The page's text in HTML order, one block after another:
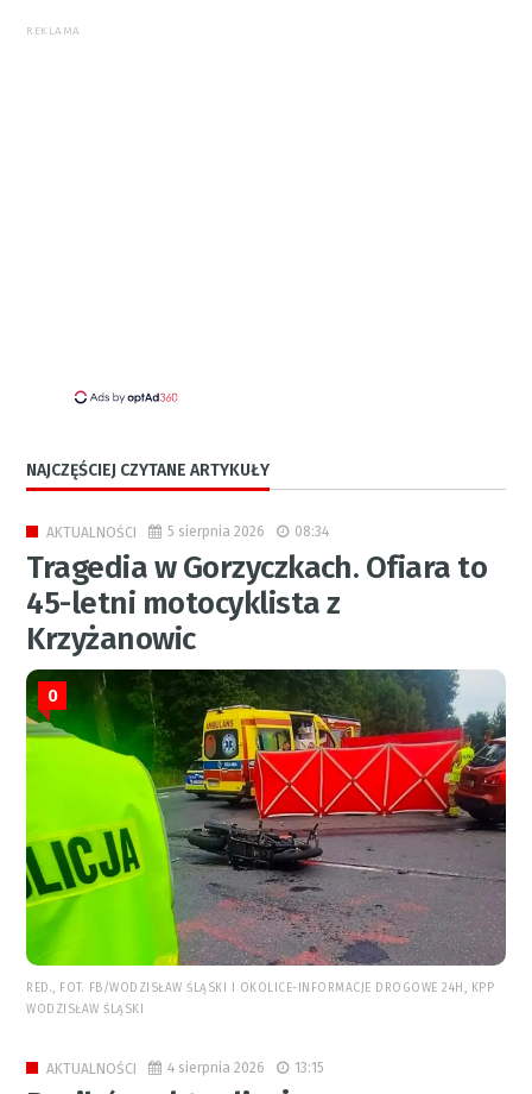
REKLAMA
NAJCZĘŚCIEJ CZYTANE ARTYKUŁY
AKTUALNOŚCI 5 sierpnia 2026 08:34
Tragedia w Gorzyczkach. Ofiara to
45-letni motocyklista z
Krzyżanowic
0
RED., FOT. FB/WODZISŁAW ŚLĄSKI I OKOLICE-INFORMACJE DROGOWE 24H, KPP
WODZISŁAW ŚLĄSKI
AKTUALNOŚCI 4 sierpnia 2026 13:15